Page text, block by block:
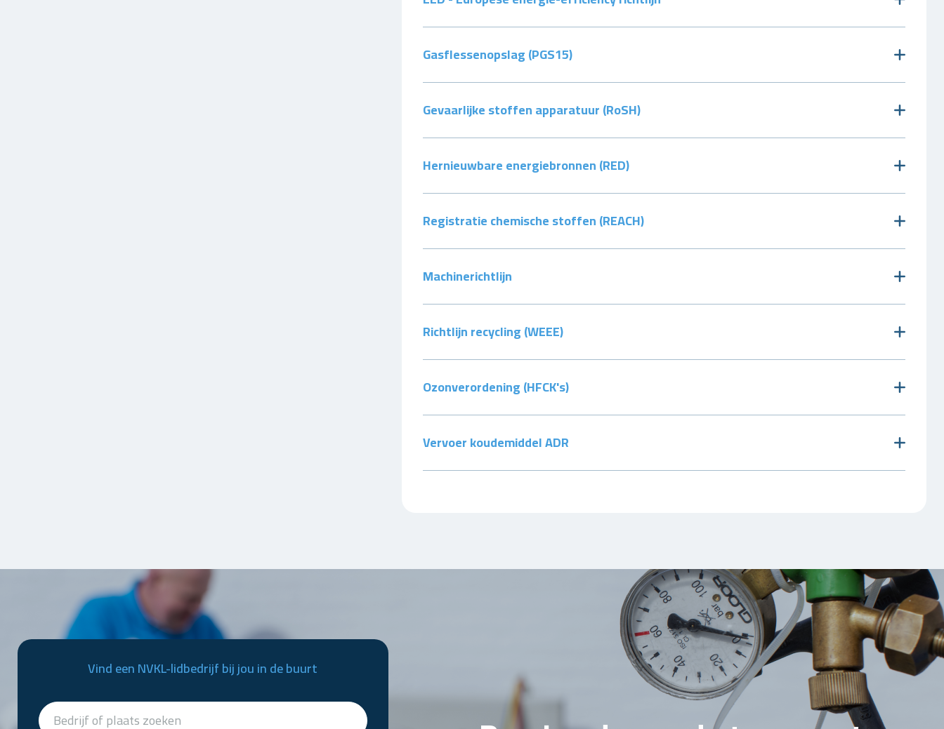
Gasflessenopslag (PGS15)
Gevaarlijke stoffen apparatuur (RoSH)
Hernieuwbare energiebronnen (RED)
Registratie chemische stoffen (REACH)
Machinerichtlijn
Richtlijn recycling (WEEE)
Ozonverordening (HFCK's)
Vervoer koudemiddel ADR
Vind een NVKL-lidbedrijf bij jou in de buurt